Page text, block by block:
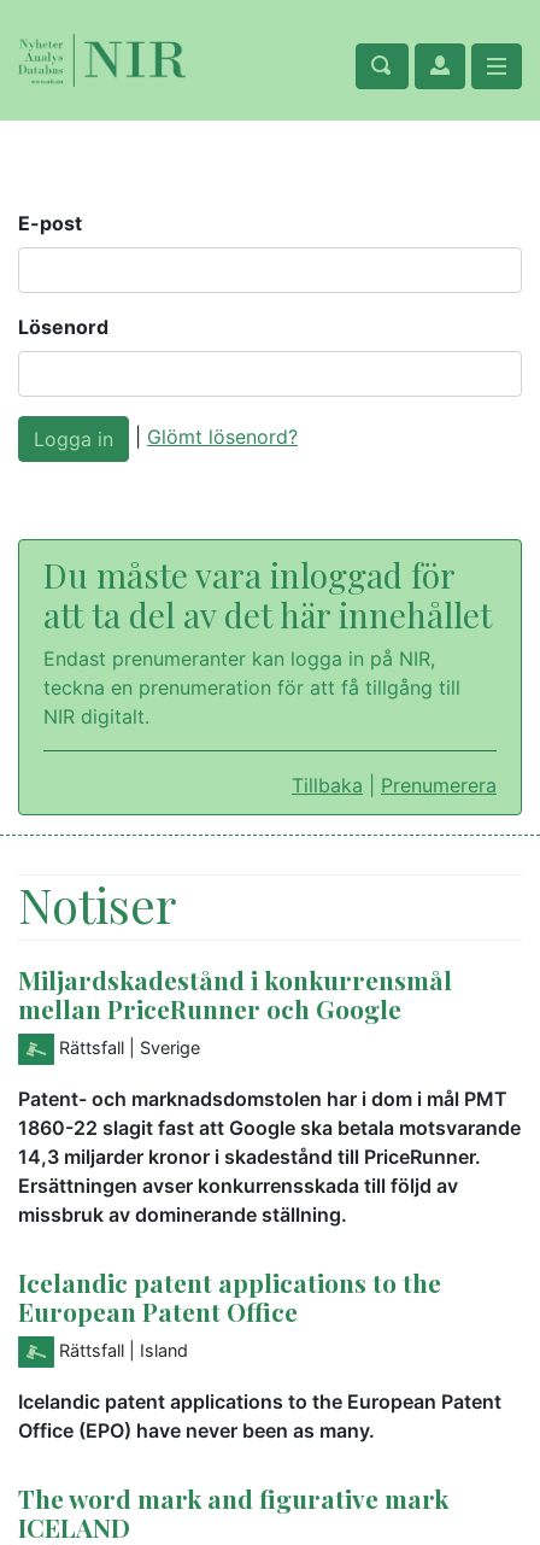
E-post
Lösenord
Glömt lösenord?
Du måste vara inloggad för
att ta del av det här innehållet
Endast prenumeranter kan logga in på NIR,
teckna en prenumeration för att få tillgång till
NIR digitalt.
Tillbaka Prenumerera
Notiser
Miljardskadestånd i konkurrensmål
mellan PriceRunner och Google
Rättsfall | Sverige
Patent- och marknadsdomstolen har i dom i mål PMT
1860-22 slagit fast att Google ska betala motsvarande
14,3 miljarder kronor i skadestånd till PriceRunner.
Ersättningen avser konkurrensskada till följd av
missbruk av dominerande ställning.
Icelandic patent applications to the
European Patent Office
Rättsfall | Island
Icelandic patent applications to the European Patent
Office (EPO) have never been as many.
The word mark and figurative mark
ICELAND